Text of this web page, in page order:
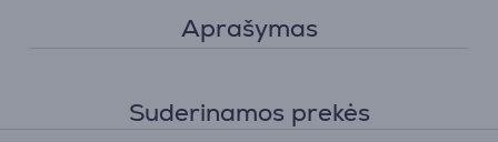
Aprašymas
Suderinamos prekės